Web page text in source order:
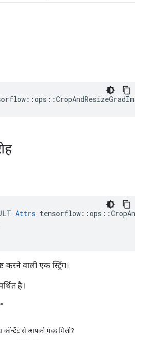
Attrs
करने वाली एक स्ट्रिंग।
है।
कॉन्टेंट से आपको मदद मिली?